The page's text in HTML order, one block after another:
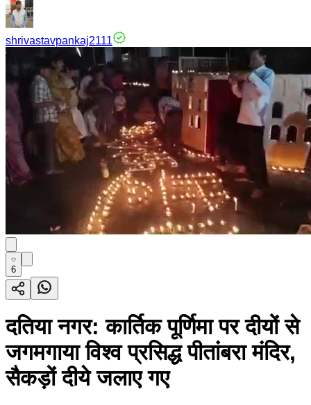
shrivastavpankaj2111
6
दतिया नगर: कार्तिक पूर्णिमा पर दीयों से
जगमगाया विश्व प्रसिद्ध पीतांबरा मंदिर,
सैकड़ों दीये जलाए गए